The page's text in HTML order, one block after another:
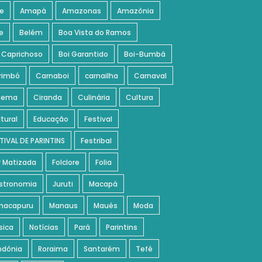
Amapá Amazonas Amazônia
Belém Boa Vista do Ramos
Caprichoso Boi Garantido Boi-Bumbá
Carnaboi carnailha Carnaval
Ciranda Culinária Cultura
Educação Festival
DE PARINTINS Festribal
Matizada Folclore Folia
Juruti Macapá
Manaus Maués Moda
Notícias Pará Parintins
Roraima Santarém Tefé